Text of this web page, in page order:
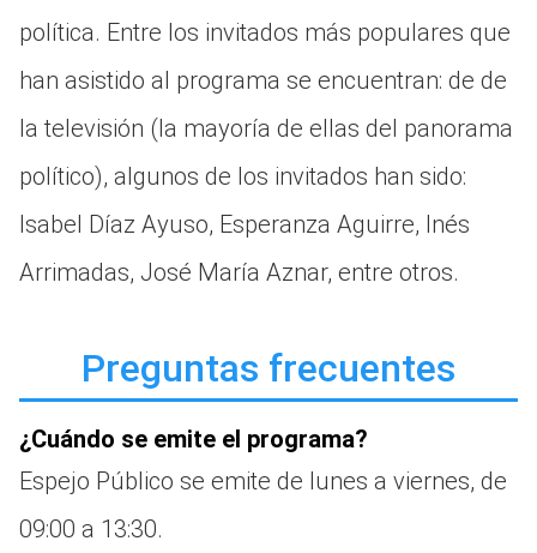
política. Entre los invitados más populares que
han asistido al programa se encuentran: de de
la televisión (la mayoría de ellas del panorama
político), algunos de los invitados han sido:
Isabel Díaz Ayuso, Esperanza Aguirre, Inés
Arrimadas, José María Aznar, entre otros.
Preguntas frecuentes
¿Cuándo se emite el programa?
Espejo Público se emite de lunes a viernes, de
09:00 a 13:30.